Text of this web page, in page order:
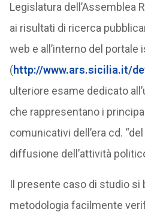
Legislatura dell’Assemblea
ai risultati di ricerca
web e all’interno del portale
(http://www.ars.sicilia.it/
ulteriore esame dedicato
che rappresentano i
comunicativi dell’era cd.
diffusione dell’attività
Il presente caso di studio si
metodologia facilmente